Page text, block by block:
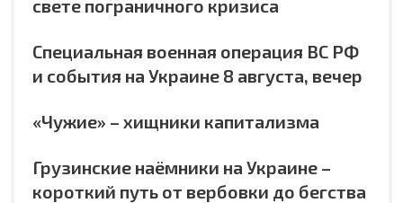
свете пограничного кризиса
Специальная военная операция ВС РФ
и события на Украине 8 августа, вечер
«Чужие» – хищники капитализма
Грузинские наёмники на Украине –
короткий путь от вербовки до бегства